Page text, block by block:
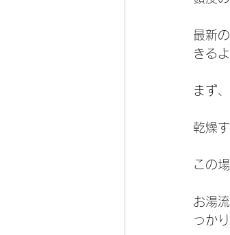
最新
きる
まず
乾燥
この
お湯
っか